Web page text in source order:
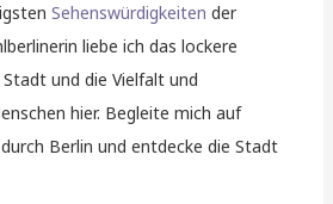
Sehenswürdigkeiten der
liebe ich das lockere
und die Vielfalt und
hier. Begleite mich auf
Berlin und entdecke die Stadt